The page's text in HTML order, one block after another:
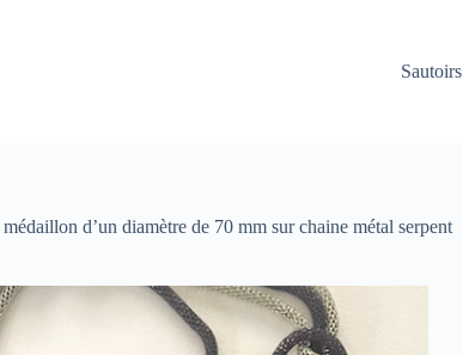
Sautoirs
d’un diamètre de 70 mm sur chaine métal serpent